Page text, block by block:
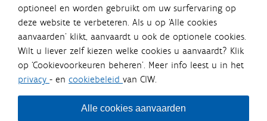
optioneel en worden gebruikt om uw surfervaring op
deze website te verbeteren. Als u op ‘Alle cookies
aanvaarden’ klikt, aanvaardt u ook de optionele cookies.
Wilt u liever zelf kiezen welke cookies u aanvaardt? Klik
op ‘Cookievoorkeuren beheren’. Meer info leest u in het
privacy - en cookiebeleid van CIW.
Alle cookies aanvaarden
Integraalwaterbeleid.be is een
officiële website van de Vlaamse
overheid
uitgegeven door Coördinatiecommissie Integraal
Waterbeleid
De Coördinatiecommissie Integraal Waterbeleid (CIW) is een
bestuursniveaus die bij het waterbeleid betrokken zijn. Ook
waterbedrijven nemen deel aan het overleg. Deze